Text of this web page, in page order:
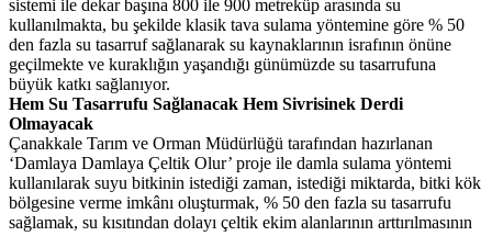
sistemi ile dekar başına 800 ile 900 metreküp arasında su
kullanılmakta, bu şekilde klasik tava sulama yöntemine göre % 50
den fazla su tasarruf sağlanarak su kaynaklarının israfının önüne
geçilmekte ve kuraklığın yaşandığı günümüzde su tasarrufuna
büyük katkı sağlanıyor.
Hem Su Tasarrufu Sağlanacak Hem Sivrisinek Derdi
Olmayacak
Çanakkale Tarım ve Orman Müdürlüğü tarafından hazırlanan
‘Damlaya Damlaya Çeltik Olur’ proje ile damla sulama yöntemi
kullanılarak suyu bitkinin istediği zaman, istediği miktarda, bitki kök
bölgesine verme imkânı oluşturmak, % 50 den fazla su tasarrufu
sağlamak, su kısıtından dolayı çeltik ekim alanlarının arttırılmasının